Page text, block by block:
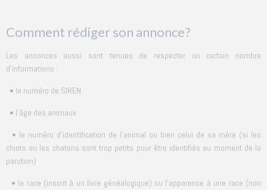
Comment rédiger son annonce?
Les annonces aussi sont tenues de respecter un certain nombre
d'informations :
• le numéro de SIREN
• l'âge des animaux
• le numéro d'identification de l'animal ou bien celui de sa mère (si les
chiots ou les chatons sont trop petits pour être identifiés au moment de la
parution)
• la race (inscrit à un livre généalogique) ou l'apparence à une race (non